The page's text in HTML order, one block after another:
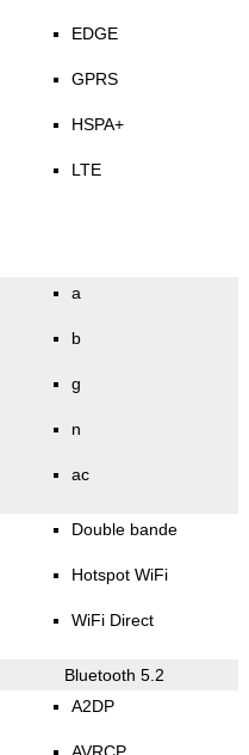
EDGE
GPRS
HSPA+
LTE
a
b
g
n
ac
Double bande
Hotspot WiFi
WiFi Direct
Bluetooth 5.2
A2DP